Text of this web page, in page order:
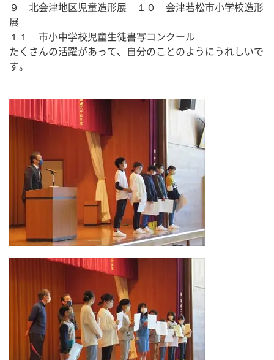
９　北会津地区児童造形展　１０　会津若松市小学校造形
展
１１　市小中学校児童生徒書写コンクール
たくさんの活躍があって、自分のことのようにうれしいで
す。